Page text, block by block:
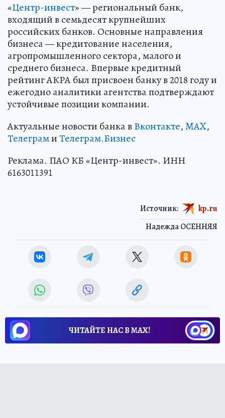
«Центр-инвест» — региональный банк,
входящий в семьдесят крупнейших
российских банков. Основные направления
бизнеса — кредитование населения,
агропромышленного сектора, малого и
среднего бизнеса. Впервые кредитный
рейтинг АКРА был присвоен банку в 2018 году и
ежегодно аналитики агентства подтверждают
устойчивые позиции компании.
Актуальные новости банка вВконтакте,MAX,
ТелеграмиТелеграм.Бизнес
Реклама. ПАО КБ «Центр-инвест». ИНН
6163011391
Надежда ОСЕННЯЯ
Источник: kp.ru
ЧИТАЙТЕ НАС В МАХ!